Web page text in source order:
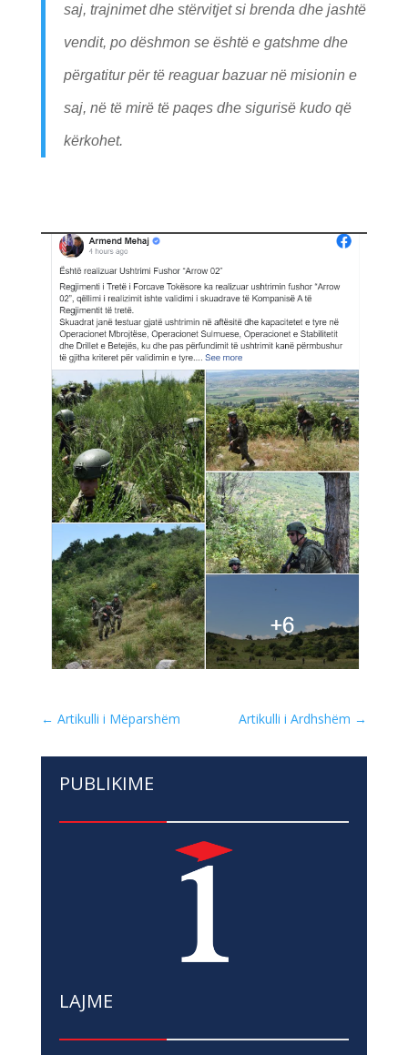
saj, trajnimet dhe stërvitjet si brenda dhe jashtë
vendit, po dëshmon se është e gatshme dhe
përgatitur për të reaguar bazuar në misionin e
saj, në të mirë të paqes dhe sigurisë kudo që
kërkohet.
← Artikulli i Mëparshëm Artikulli i Ardhshëm →
PUBLIKIME
LAJME